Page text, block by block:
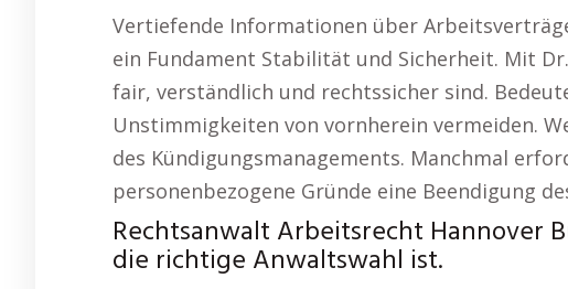
Vertiefende Informationen über
ein Fundament Stabilität und Sicherheit. Mit
fair, verständlich und rechtssicher sind.
Unstimmigkeiten von vornherein vermeiden.
des Kündigungsmanagements. Manchmal
personenbezogene Gründe eine Beendigung
Rechtsanwalt Arbeitsrecht Hannover
die richtige Anwaltswahl ist.